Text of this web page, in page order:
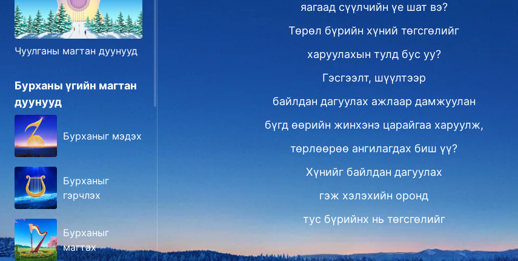
Чуулганы магтан дуунууд
Бурханы үгийн магтан
дуунууд
Бурханыг мэдэх
Бурханыг
гэрчлэх
Бурханыг
магтах
яагаад сүүлчийн үе шат вэ?
Төрөл бүрийн хүний төгсгөлийг
харуулахын тулд бус уу?
Гэсгээлт, шүүлтээр
байлдан дагуулах ажлаар дамжуулан
бүгд өөрийн жинхэнэ царайгаа харуулж,
төрлөөрөө ангилагдах биш үү?
Хүнийг байлдан дагуулах
гэж хэлэхийн оронд
тус бүрийнх нь төгсгөлийг
харуулах гэж хэлсэн нь дээр.